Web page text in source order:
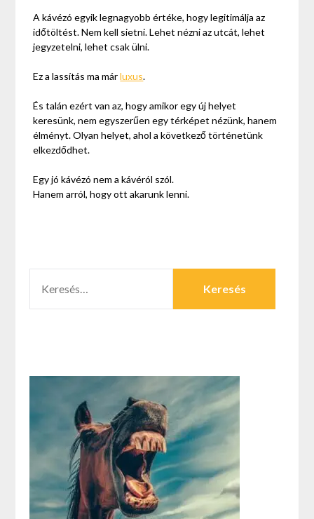
A kávézó egyik legnagyobb értéke, hogy legitimálja az
időtöltést. Nem kell sietni. Lehet nézni az utcát, lehet
jegyzetelni, lehet csak ülni.
Ez a lassítás ma márluxus.
És talán ezért van az, hogy amikor egy új helyet
keresünk, nem egyszerűen egy térképet nézünk, hanem
élményt. Olyan helyet, ahol a következő történetünk
elkezdődhet.
Egy jó kávézó nem a kávéról szól.
Hanem arról, hogy ott akarunk lenni.